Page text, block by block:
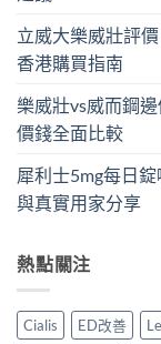
立威大樂威壯評
香港購買指南
樂威壯vs威而鋼
價錢全面比較
犀利士5mg每日
與真實用家分享
熱點關注
Cialis ED改善